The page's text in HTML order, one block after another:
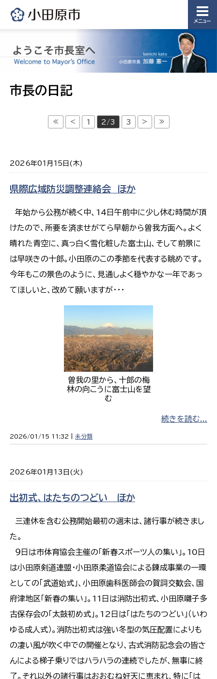
メニュー
市長の日記
≪ < 1 2/3 3 > ≫
2026年01月15日(木)
県際広域防災調整連絡会 ほか
年始から公務が続く中、14日午前中に少し休む時間が頂
けたので、所要を済ませがてら早朝から曽我方面へ。よく
晴れた青空に、真っ白く雪化粧した富士山、そして前景に
は早咲きの十郎。小田原のこの季節を代表する眺めです。
今年もこの景色のように、見通しよく穏やかな一年であっ
てほしいと、改めて願いますが・・・
曽我の里から、十郎の梅
林の向こうに富士山を望
む
続きを読む...
2026/01/15 11:32 | 未分類
2026年01月13日(火)
出初式、はたちのつどい ほか
三連休を含む公務開始最初の週末は、諸行事が続きまし
た。
９日は市体育協会主催の「新春スポーツ人の集い」。10日
は小田原剣道連盟・小田原柔道協会による錬成事業の一環
としての「武道始式」、小田原歯科医師会の賀詞交歓会、国
府津地区「新春の集い」。11日は消防出初式、小田原囃子多
古保存会の「太鼓初め式」。12日は「はたちのつどい」（いわ
ゆる成人式）。消防出初式は強い冬型の気圧配置によりも
の凄い風が吹く中での開催となり、古式消防記念会の皆さ
んによる梯子乗りではハラハラの連続でしたが、無事に終
了。それ以外の諸行事はおおむね好天に恵まれ、特に「は